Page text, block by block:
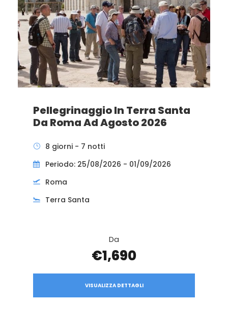
Pellegrinaggio In Terra Santa
Da Roma Ad Agosto 2026
8 giorni - 7 notti
Periodo: 25/08/2026 - 01/09/2026
Roma
Terra Santa
Da
€1,690
VISUALIZZA DETTAGLI